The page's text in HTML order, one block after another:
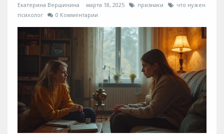
Екатерина Вершинина марта 18, 2025 признаки
что нужен
психолог
0 Комментарии